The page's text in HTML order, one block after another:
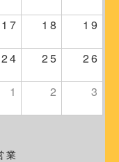
17 18 19
24 25 26
1 2 3
業